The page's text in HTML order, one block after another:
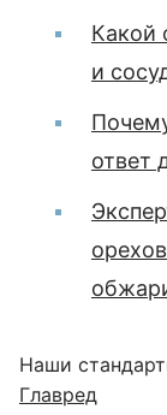
Какой
и
ответ
Наши
Главред